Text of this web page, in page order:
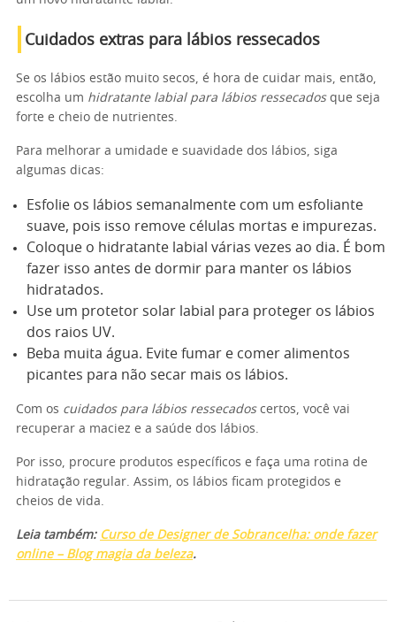
Cuidados extras para lábios ressecados
Se os lábios estão muito secos, é hora de cuidar mais, então,
escolha um hidratante labial para lábios ressecadosque seja
forte e cheio de nutrientes.
Para melhorar a umidade e suavidade dos lábios, siga
algumas dicas:
Esfolie os lábios semanalmente com um esfoliante
suave, pois isso remove células mortas e impurezas.
Coloque o hidratante labial várias vezes ao dia. É bom
fazer isso antes de dormir para manter os lábios
hidratados.
Use um protetor solar labial para proteger os lábios
dos raios UV.
Beba muita água. Evite fumar e comer alimentos
picantes para não secar mais os lábios.
Com os cuidados para lábios ressecadoscertos, você vai
recuperar a maciez e a saúde dos lábios.
Por isso, procure produtos específicos e faça uma rotina de
hidratação regular. Assim, os lábios ficam protegidos e
cheios de vida.
Leia também: Curso de Designer de Sobrancelha: onde fazer
online – Blog magia da beleza.